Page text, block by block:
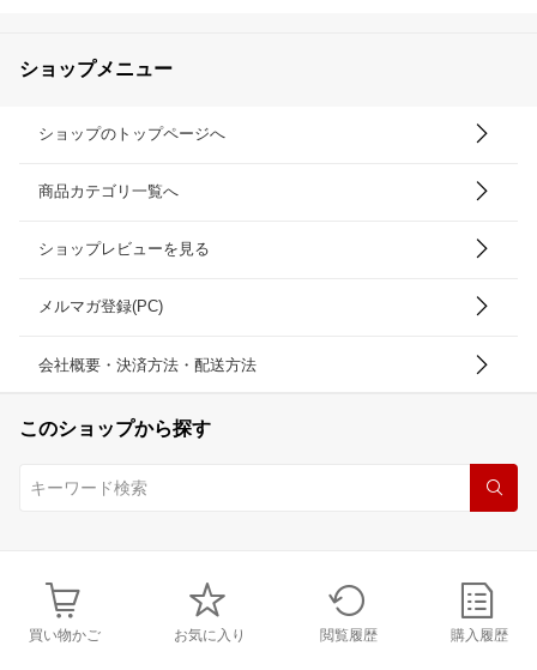
ショップメニュー
ショップのトップページへ
商品カテゴリ一覧へ
ショップレビューを見る
メルマガ登録(PC)
会社概要・決済方法・配送方法
このショップから探す
買い物かご お気に入り 閲覧履歴 購入履歴